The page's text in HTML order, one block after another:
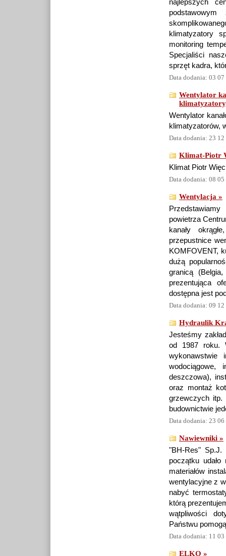
najlepszych
klimatyzatory
monitoring
Specjaliści
sprzęt kadra,
Data dodania: 03
Wentylator
Wentylator
klimatyzatorów,
Data dodania: 23
Klimat-Piotr
Klimat Piotr
Data dodania: 08
Wentylacja »
powietrza
kanały
przepustnice
KOMFOVENT,
dużą
granicą
prezentująca
dostępna jest
Data dodania: 09
Hydraulik
Jesteśmy
od 1987 roku.
wykonawstwie
wodociągowe,
deszczowa),
oraz montaż
grzewczych itp.
budownictwie
Data dodania: 23
Nawiewniki »
"BH-Res" Sp.J.
początku
materiałów
wentylacyjne z
nabyć
którą
wątpliwości
Państwu
Data dodania: 11
ELKO »